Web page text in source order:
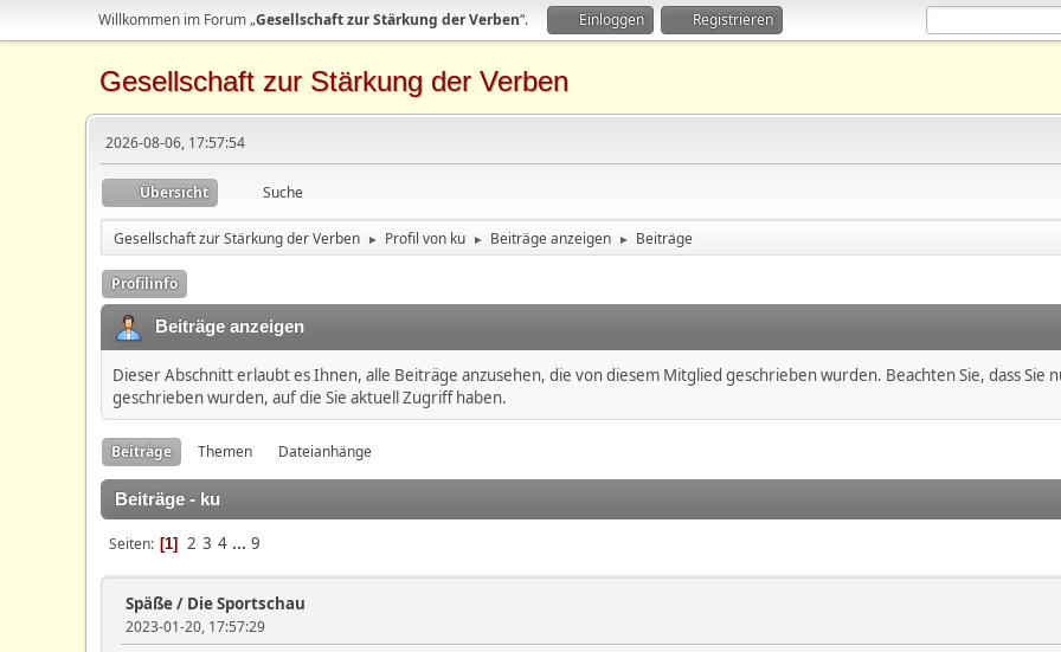
Willkommen im Forum „Gesellschaft zur Stärkung der Verben“. Einloggen Registrieren
Gesellschaft zur Stärkung der Verben
2026-08-06, 17:57:54
Übersicht Suche
Gesellschaft zur Stärkung der Verben ► Profil von ku ► Beiträge anzeigen ► Beiträge
Profilinfo
Beiträge anzeigen
Dieser Abschnitt erlaubt es Ihnen, alle Beiträge anzusehen, die von diesem Mitglied geschrieben wurden. Beachten Sie, dass Sie
geschrieben wurden, auf die Sie aktuell Zugriff haben.
Beiträge Themen Dateianhänge
Beiträge - ku
Seiten 1 2 3 4 ... 9
Späße/ Die Sportschau
2023-01-20, 17:57:29